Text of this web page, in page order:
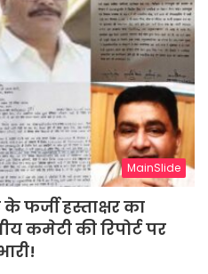
MainSlide
फर्जी हस्ताक्षर का
कमेटी की रिपोर्ट पर